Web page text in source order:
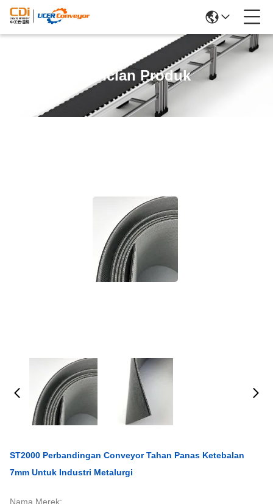
Rincian Produk
ST2000 Perbandingan Conveyor Tahan Panas Ketebalan
7mm Untuk Industri Metalurgi
Nama Merek: